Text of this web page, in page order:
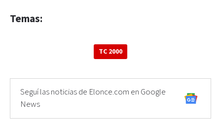
Temas:
TC 2000
Seguí las noticias de Elonce.com en Google
News